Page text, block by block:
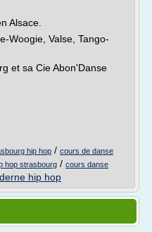
Alsace.
Woogie, Valse, Tango-
et sa Cie Abon'Danse
hip hop / cours de danse
hop strasbourg / cours danse
hip hop